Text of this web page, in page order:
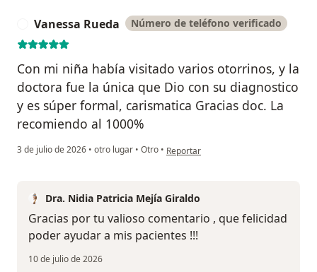
Vanessa Rueda Número de teléfono verificado
Con mi niña había visitado varios otorrinos, y la
doctora fue la única que Dio con su diagnostico
y es súper formal, carismatica Gracias doc. La
recomiendo al 1000%
3 de julio de 2026 • otro lugar • Otro • en opinión del usuario Vanessa Rueda
Reportar
Dra. Nidia Patricia Mejía Giraldo
Gracias por tu valioso comentario , que felicidad
poder ayudar a mis pacientes !!!
10 de julio de 2026